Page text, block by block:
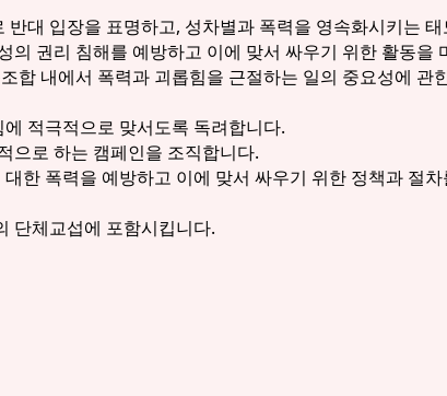
대 입장을 표명하고, 성차별과 폭력을 영속화시키는
의 권리 침해를 예방하고 이에 맞서 싸우기 위한 활동을
합 내에서 폭력과 괴롭힘을 근절하는 일의 중요성에
적극적으로 맞서도록 독려합니다.
으로 하는 캠페인을 조직합니다.
한 폭력을 예방하고 이에 맞서 싸우기 위한 정책과 절
단체교섭에 포함시킵니다.